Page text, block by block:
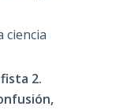
ciencia
2.